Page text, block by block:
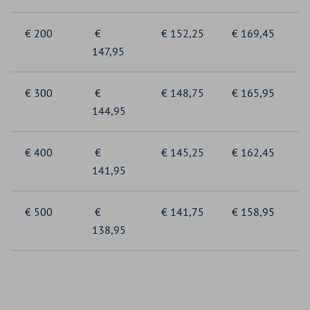
€ 200
€
147,95
€ 152,25 € 169,45
€ 300
€
144,95
€ 148,75 € 165,95
€ 400
€
141,95
€ 145,25 € 162,45
€ 500
€
138,95
€ 141,75 € 158,95